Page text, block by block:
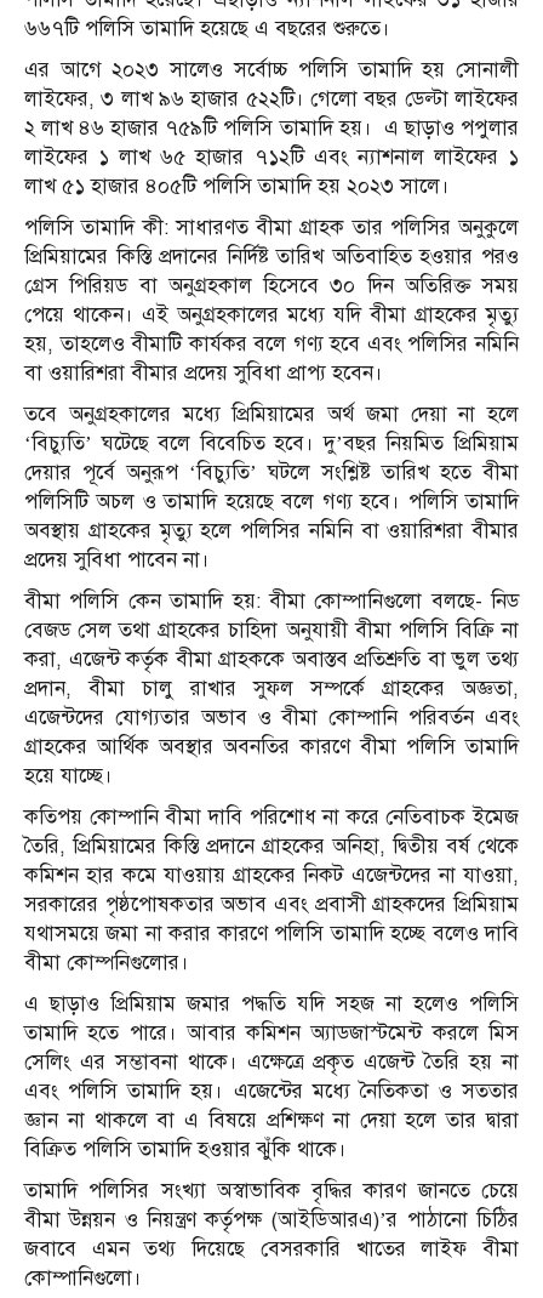
৬৬৭টি পলিসি তামাদি হয়েছে এ বছরের শুরুতে।
এর আগে ২০২৩ সালেও সর্বোচ্চ পলিসি তামাদি হয় সোনালী
লাইফের, ৩ লাখ ৯৬ হাজার ৫২২টি। গেলো বছর ডেল্টা লাইফের
২ লাখ ৪৬ হাজার ৭৫৯টি পলিসি তামাদি হয়। এ ছাড়াও পপুলার
লাইফের ১ লাখ ৬৫ হাজার ৭১২টি এবং ন্যাশনাল লাইফের ১
লাখ ৫১ হাজার ৪০৫টি পলিসি তামাদি হয় ২০২৩ সালে।
পলিসি তামাদি কী: সাধারণত বীমা গ্রাহক তার পলিসির অনুকুলে
প্রিমিয়ামের কিস্তি প্রদানের নির্দিষ্ট তারিখ অতিবাহিত হওয়ার পরও
গ্রেস পিরিয়ড বা অনুগ্রহকাল হিসেবে ৩০ দিন অতিরিক্ত সময়
পেয়ে থাকেন। এই অনুগ্রহকালের মধ্যে যদি বীমা গ্রাহকের মৃত্যু
হয়, তাহলেও বীমাটি কার্যকর বলে গণ্য হবে এবং পলিসির নমিনি
বা ওয়ারিশরা বীমার প্রদেয় সুবিধা প্রাপ্য হবেন।
তবে অনুগ্রহকালের মধ্যে প্রিমিয়ামের অর্থ জমা দেয়া না হলে
‘বিচ্যুতি’ ঘটেছে বলে বিবেচিত হবে। দু’বছর নিয়মিত প্রিমিয়াম
দেয়ার পূর্বে অনুরূপ ‘বিচ্যুতি’ ঘটলে সংশ্লিষ্ট তারিখ হতে বীমা
পলিসিটি অচল ও তামাদি হয়েছে বলে গণ্য হবে। পলিসি তামাদি
অবস্থায় গ্রাহকের মৃত্যু হলে পলিসির নমিনি বা ওয়ারিশরা বীমার
প্রদেয় সুবিধা পাবেন না।
বীমা পলিসি কেন তামাদি হয়: বীমা কোম্পানিগুলো বলছে- নিড
বেজড সেল তথা গ্রাহকের চাহিদা অনুযায়ী বীমা পলিসি বিক্রি না
করা, এজেন্ট কর্তৃক বীমা গ্রাহককে অবাস্তব প্রতিশ্রুতি বা ভুল তথ্য
প্রদান, বীমা চালু রাখার সুফল সম্পর্কে গ্রাহকের অজ্ঞতা,
এজেন্টদের যোগ্যতার অভাব ও বীমা কোম্পানি পরিবর্তন এবং
গ্রাহকের আর্থিক অবস্থার অবনতির কারণে বীমা পলিসি তামাদি
হয়ে যাচ্ছে।
কতিপয় কোম্পানি বীমা দাবি পরিশোধ না করে নেতিবাচক ইমেজ
তৈরি, প্রিমিয়ামের কিস্তি প্রদানে গ্রাহকের অনিহা, দ্বিতীয় বর্ষ থেকে
কমিশন হার কমে যাওয়ায় গ্রাহকের নিকট এজেন্টদের না যাওয়া,
সরকারের পৃষ্ঠপোষকতার অভাব এবং প্রবাসী গ্রাহকদের প্রিমিয়াম
যথাসময়ে জমা না করার কারণে পলিসি তামাদি হচ্ছে বলেও দাবি
বীমা কোম্পনিগুলোর।
এ ছাড়াও প্রিমিয়াম জমার পদ্ধতি যদি সহজ না হলেও পলিসি
তামাদি হতে পারে। আবার কমিশন অ্যাডজাস্টমেন্ট করলে মিস
সেলিং এর সম্ভাবনা থাকে। এক্ষেত্রে প্রকৃত এজেন্ট তৈরি হয় না
এবং পলিসি তামাদি হয়। এজেন্টের মধ্যে নৈতিকতা ও সততার
জ্ঞান না থাকলে বা এ বিষয়ে প্রশিক্ষণ না দেয়া হলে তার দ্বারা
বিক্রিত পলিসি তামাদি হওয়ার ঝুঁকি থাকে।
তামাদি পলিসির সংখ্যা অস্বাভাবিক বৃদ্ধির কারণ জানতে চেয়ে
বীমা উন্নয়ন ও নিয়ন্ত্রণ কর্তৃপক্ষ (আইডিআরএ)’র পাঠানো চিঠির
জবাবে এমন তথ্য দিয়েছে বেসরকারি খাতের লাইফ বীমা
কোম্পানিগুলো।